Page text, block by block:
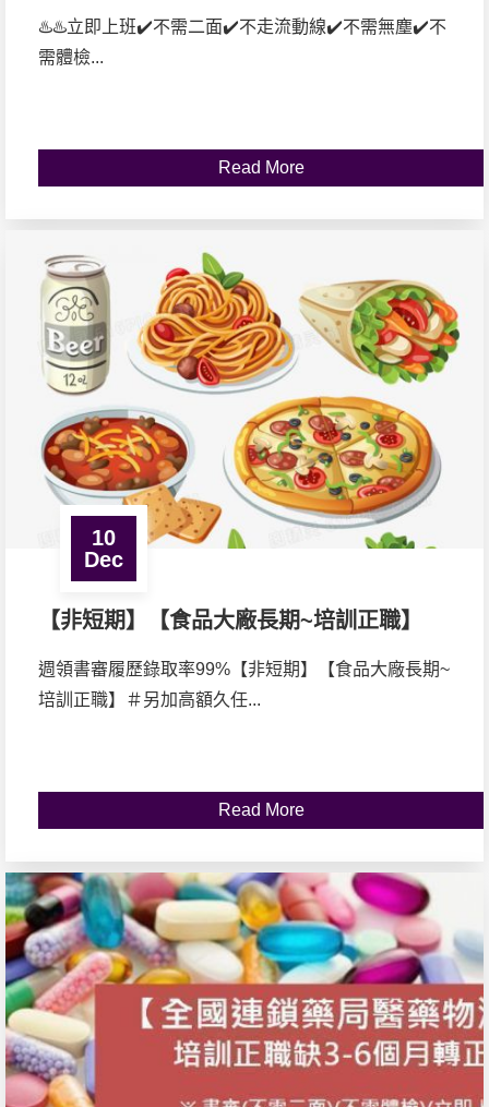
♨️♨️立即上班✔️不需二面✔️不走流動線✔️不需無塵✔️不
需體檢...
Read More
10
Dec
【非短期】【食品大廠長期~培訓正職】
️週領書審履歷錄取率99%【非短期】【食品大廠長期~
培訓正職】＃另加高額久任...
Read More